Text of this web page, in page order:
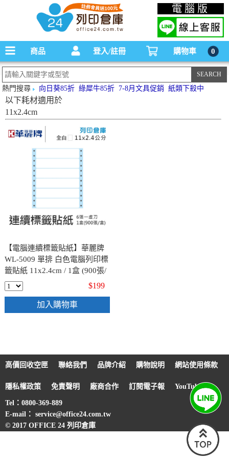
碳粉匣，墨水匣,原廠碳粉匣，副廠碳粉匣，環保碳粉匣,連續供墨印表機-office24列印
倉庫線上購物手機版
電腦版
商品 登入/註冊 購物車 0
熱門搜尋 向日葵85折 綠犀牛85折 7-8月文具促銷 紙類下殺中
以下耗材適用於
11x2.4cm
【電腦連續標籤貼紙】華麗牌
WL-5009 單排 白色電腦列印標
籤貼紙 11x2.4cm / 1盒 (900張/
盒)
$199
加入購物車
高價回收空匣 聯絡我們 品牌介紹 購物說明 網站使用條款
隱私權政策 免責聲明 廠商合作 訂閱電子報 YouTube
Tel：0800-369-889
E-mail： service@office24.com.tw
© 2017 OFFICE 24 列印倉庫